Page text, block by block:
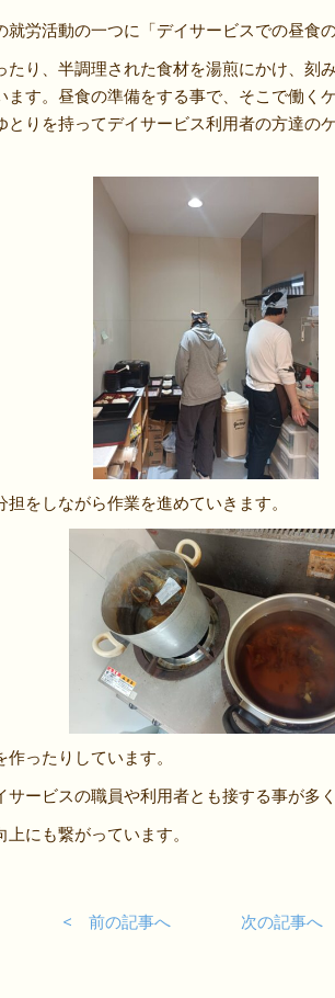
労活動の一つに「デイサービスでの昼食
たり、半調理された食材を湯煎にかけ、刻
ます。昼食の準備をする事で、そこで働く
りを持ってデイサービス利用者の方達の
をしながら作業を進めていきます。
ったりしています。
ービスの職員や利用者とも接する事が多く
にも繋がっています。
< 前の記事へ 次の記事へ